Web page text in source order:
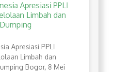
Apresiasi PPLI
Limbah dan
Apresiasi PPLI
Limbah dan
Bogor, 8 Mei